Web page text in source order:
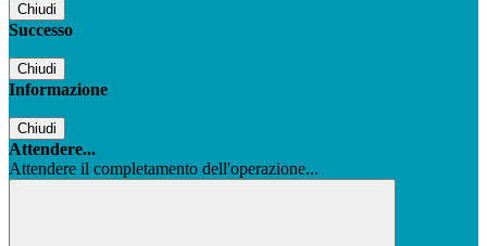
Chiudi
Successo
Chiudi
Informazione
Chiudi
Attendere...
Attendere il completamento dell'operazione...